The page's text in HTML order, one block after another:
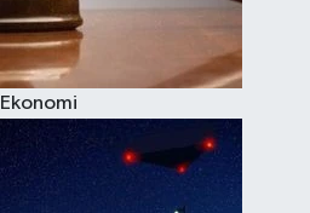
Ekonomi
Spor
Burç Yorumları
Çocuk